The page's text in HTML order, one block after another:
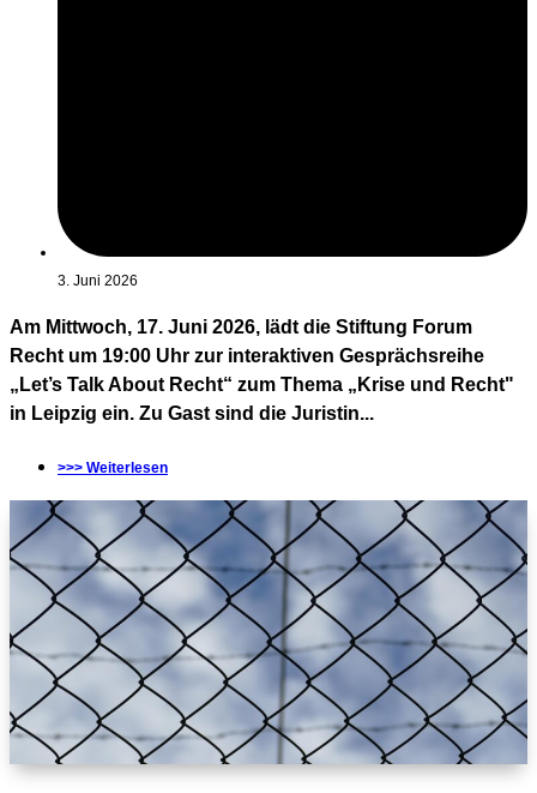
3. Juni 2026
Am Mittwoch, 17. Juni 2026, lädt die Stiftung Forum
Recht um 19:00 Uhr zur interaktiven Gesprächsreihe
„Let’s Talk About Recht“ zum Thema „Krise und Recht"
in Leipzig ein. Zu Gast sind die Juristin...
>>> Weiterlesen